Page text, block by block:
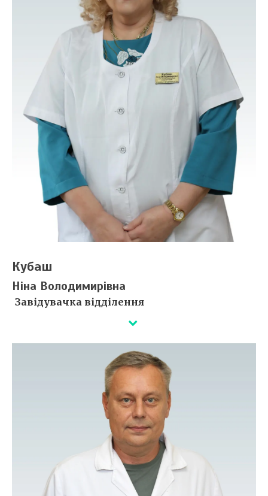
Кубаш
Ніна Володимирівна
Завідувачка відділення
спеціальністю «Лікувальна справа». Кандидат медичних
Членкиня Асоціації онкологів Закарпаття.
Членкиня ГО «Українське товариство гінекологічних
Стаж роботи за фахом – 48 років.